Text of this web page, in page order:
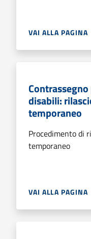
VAI ALLA PAGINA
disabili:
temporaneo
Procedimento di
temporaneo
VAI ALLA PAGINA